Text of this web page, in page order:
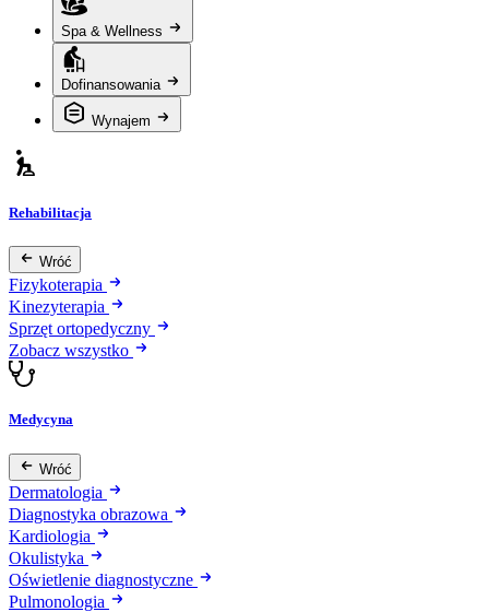
Spa & Wellness
Dofinansowania
Wynajem
Rehabilitacja
Wróć
Fizykoterapia
Kinezyterapia
Sprzęt ortopedyczny
Zobacz wszystko
Medycyna
Wróć
Dermatologia
Diagnostyka obrazowa
Kardiologia
Okulistyka
Oświetlenie diagnostyczne
Pulmonologia